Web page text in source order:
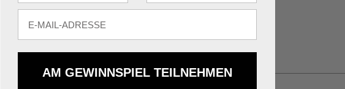
AM GEWINNSPIEL TEILNEHMEN